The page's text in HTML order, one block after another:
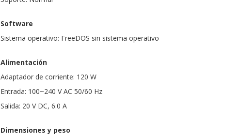
Software
Sistema operativo: FreeDOS sin sistema operativo
Alimentación
Adaptador de corriente: 120 W
Entrada: 100~240 V AC 50/60 Hz
Salida: 20 V DC, 6.0 A
Dimensiones y peso